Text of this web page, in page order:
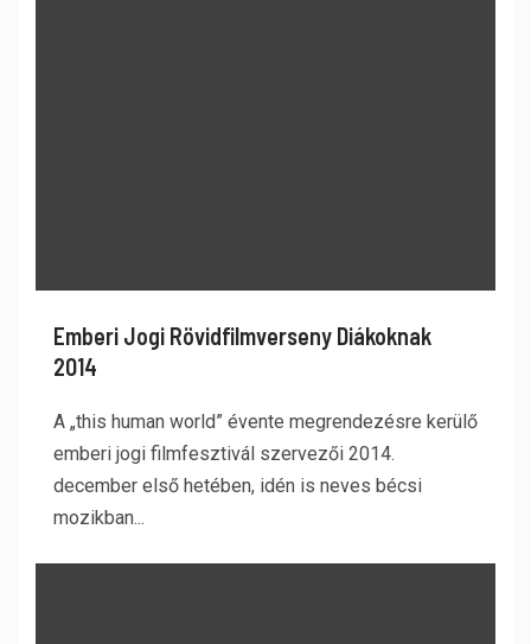
Emberi Jogi Rövidfilmverseny Diákoknak
2014
A „this human world” évente megrendezésre kerülő
emberi jogi filmfesztivál szervezői 2014.
december első hetében, idén is neves bécsi
mozikban...